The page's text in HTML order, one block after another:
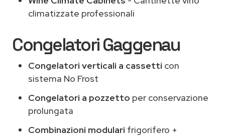
climatizzate professionali
Congelatori Gaggenau
Congelatori verticali a cassetti con
sistema No Frost
Congelatori a pozzetto per conservazione
prolungata
Combinazioni modulari frigorifero +